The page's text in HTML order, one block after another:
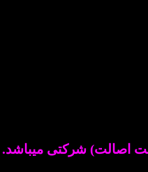
اصالت) شرکتی میباشد.